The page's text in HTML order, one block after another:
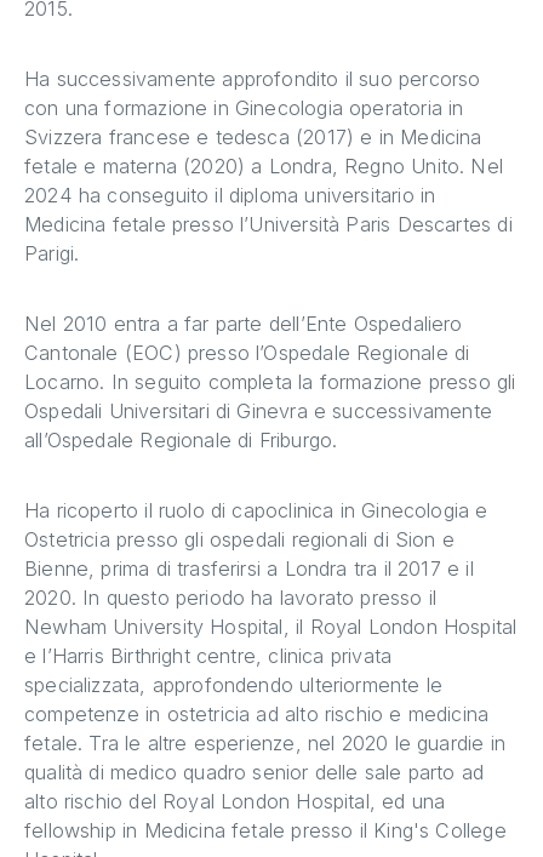
2015.
Ha successivamente approfondito il suo percorso
con una formazione in Ginecologia operatoria in
Svizzera francese e tedesca (2017) e in Medicina
fetale e materna (2020) a Londra, Regno Unito. Nel
2024 ha conseguito il diploma universitario in
Medicina fetale presso l’Università Paris Descartes di
Parigi.
Nel 2010 entra a far parte dell’Ente Ospedaliero
Cantonale (EOC) presso l’Ospedale Regionale di
Locarno. In seguito completa la formazione presso gli
Ospedali Universitari di Ginevra e successivamente
all’Ospedale Regionale di Friburgo.
Ha ricoperto il ruolo di capoclinica in Ginecologia e
Ostetricia presso gli ospedali regionali di Sion e
Bienne, prima di trasferirsi a Londra tra il 2017 e il
2020. In questo periodo ha lavorato presso il
Newham University Hospital, il Royal London Hospital
e l’Harris Birthright centre, clinica privata
specializzata, approfondendo ulteriormente le
competenze in ostetricia ad alto rischio e medicina
fetale. Tra le altre esperienze, nel 2020 le guardie in
qualità di medico quadro senior delle sale parto ad
alto rischio del Royal London Hospital, ed una
fellowship in Medicina fetale presso il King's College